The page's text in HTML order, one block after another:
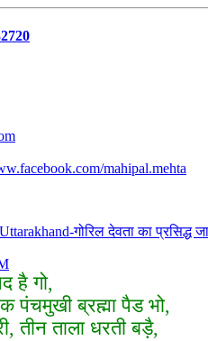
mahipal.mehta
गोरिल देवता का प्रसिद्ध
है गो,
पंचमुखी ब्रह्मा पैड भो,
तीन ताला धरती बड़ै,